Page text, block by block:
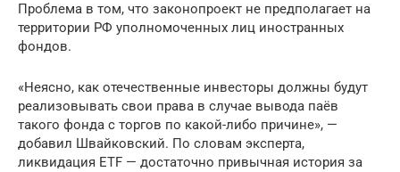
Проблема в том, что законопроект не предполагает на
территории РФ уполномоченных лиц иностранных
фондов.
«Неясно, как отечественные инвесторы должны будут
реализовывать свои права в случае вывода паёв
такого фонда с торгов по какой-либо причине», —
добавил Швайковский. По словам эксперта,
ликвидация ETF — достаточно привычная история за